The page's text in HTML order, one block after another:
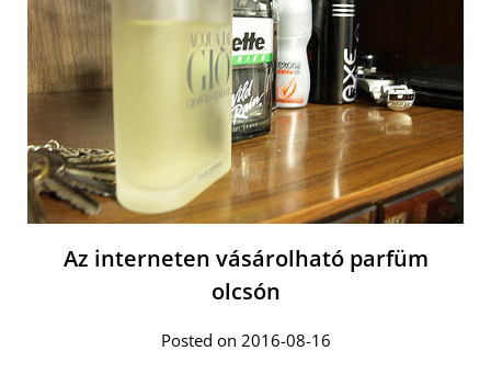
Az interneten vásárolható parfüm
olcsón
Posted on 2016-08-16